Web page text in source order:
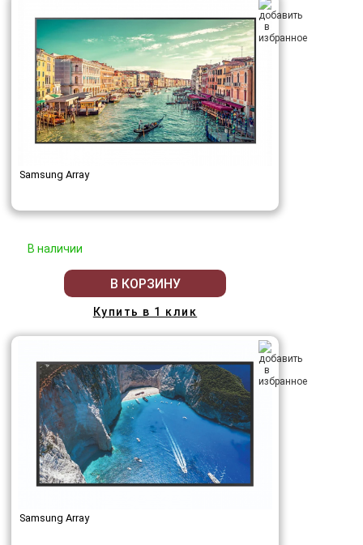
Samsung Array
В наличии
В КОРЗИНУ
Купить в 1 клик
Samsung Array